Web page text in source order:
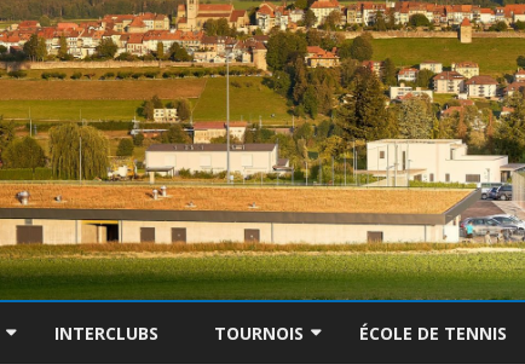
INTERCLUBS TOURNOIS ÉCOLE DE TENNIS